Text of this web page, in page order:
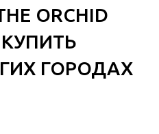
ORCHID
КУПИТЬ
ГОРОДАХ